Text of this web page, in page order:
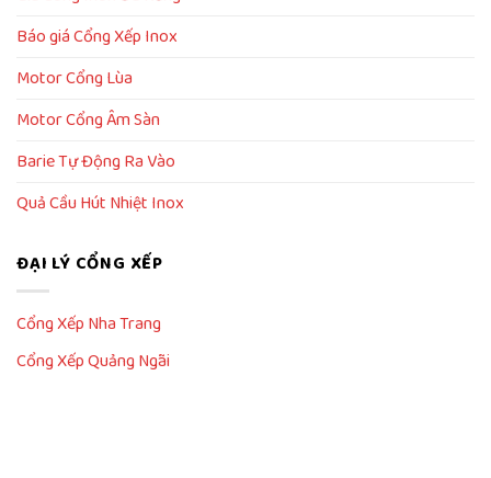
Báo giá Cổng Xếp Inox
Motor Cổng Lùa
Motor Cổng Âm Sàn
Barie Tự Động Ra Vào
Quả Cầu Hút Nhiệt Inox
ĐẠI LÝ CỔNG XẾP
Cổng Xếp Nha Trang
Cổng Xếp Quảng Ngãi